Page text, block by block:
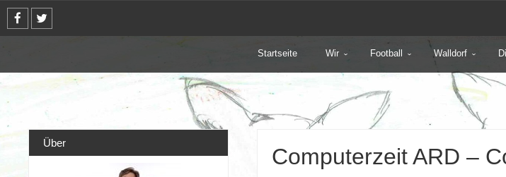
Skip
content
Startseite Wir Football Walldorf
Computerzeit ARD –
Über